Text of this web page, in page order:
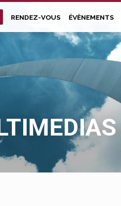
RENDEZ-VOUS ÉVÈNEMENTS